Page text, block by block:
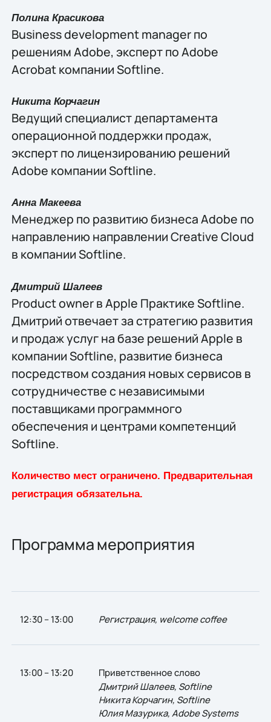
Полина Красикова
Business development manager по
решениям Adobe, эксперт по Adobe
Acrobat компании Softline.
Никита Корчагин
Ведущий специалист департамента
операционной поддержки продаж,
эксперт по лицензированию решений
Adobe компании Softline.
Анна Макеева
Менеджер по развитию бизнеса Adobe по
направлению направлении Creative Cloud
в компании Softline.
Дмитрий Шалеев
Product owner в Apple Практике Softline.
Дмитрий отвечает за стратегию развития
и продаж услуг на базе решений Apple в
компании Softline, развитие бизнеса
посредством создания новых сервисов в
сотрудничестве с независимыми
поставщиками программного
обеспечения и центрами компетенций
Softline.
Количество мест ограничено. Предварительная
регистрация обязательна.
Программа мероприятия
12:30 – 13:00 Регистрация, welcome coffee
13:00 – 13:20
Приветственное слово
Дмитрий Шалеев, Softline
Никита Корчагин, Softline
Юлия Мазурика, Adobe Systems